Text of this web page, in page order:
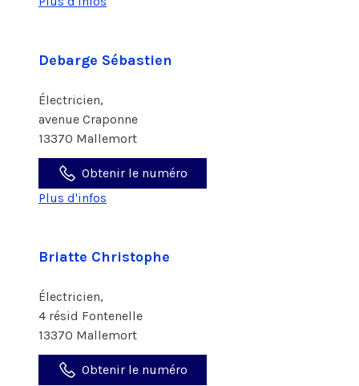
Debarge Sébastien
Électricien,
avenue Craponne
13370 Mallemort
Obtenir le numéro
Plus d'infos
Briatte Christophe
Électricien,
4 résid Fontenelle
13370 Mallemort
Obtenir le numéro